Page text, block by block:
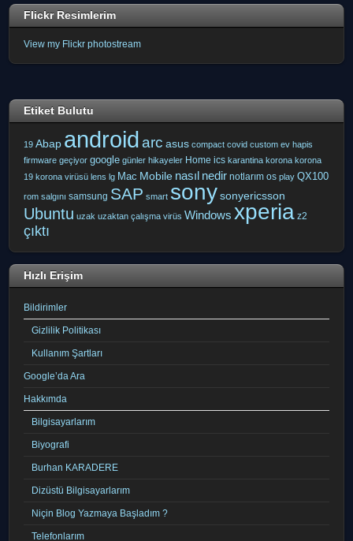
Flickr Resimlerim
View my Flickr photostream
Etiket Bulutu
19 Abap android arc asus compact covid custom ev hapis
firmware geçiyor google günler hikayeler Home ics karantina korona korona
19 korona virüsü lens lg Mac Mobile nasıl nedir notlarım os play QX100
rom salgını samsung SAP smart sony sonyericsson
Ubuntu uzak uzaktan çalışma virüs Windows xperia z2
çıktı
Hızlı Erişim
Bildirimler
Gizlilik Politikası
Kullanım Şartları
Google’da Ara
Hakkımda
Bilgisayarlarım
Biyografi
Burhan KARADERE
Dizüstü Bilgisayarlarım
Niçin Blog Yazmaya Başladım ?
Telefonlarım